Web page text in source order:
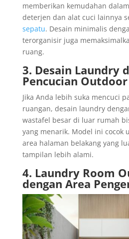
memberikan kemudahan
deterjen dan alat cuci lainnya
sepatu. Desain minimalis
terorganisir juga
ruang.
3. Desain Laundry
Pencucian Outdoor
Jika Anda lebih suka mencuci
ruangan, desain laundry
wastafel besar di luar rumah
yang menarik. Model ini cocok
area halaman belakang yang
tampilan lebih alami.
4. Laundry Room
dengan Area